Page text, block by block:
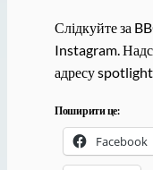
Слідкуйте за
Instagram.
адресу
Поширити це:
Facebook